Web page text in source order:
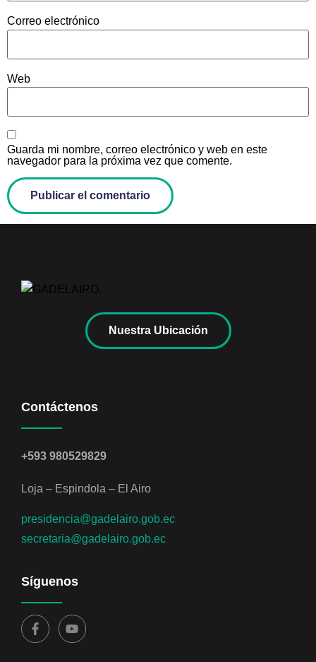
Correo electrónico
Web
Guarda mi nombre, correo electrónico y web en este
navegador para la próxima vez que comente.
Nuestra Ubicación
Contáctenos
+593 980529829
Loja – Espindola – El Airo
presidencia@gadelairo.gob.ec
secretaria@gadelairo.gob.ec
Síguenos